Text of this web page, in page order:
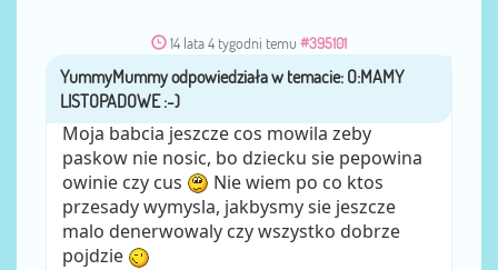
14 lata 4 tygodni temu #395101
przezYummyMummy
Moja babcia jeszcze cos mowila zeby
paskow nie nosic, bo dziecku sie pepowina
owinie czy cus
Nie wiem po co ktos
przesady wymysla, jakbysmy sie jeszcze
malo denerwowaly czy wszystko dobrze
pojdzie